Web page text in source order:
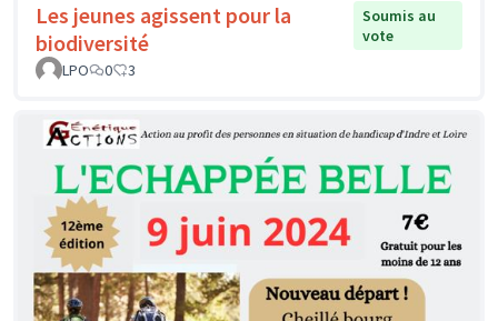
Les jeunes agissent pour la
biodiversité
Soumis au
vote
LPO
0 3